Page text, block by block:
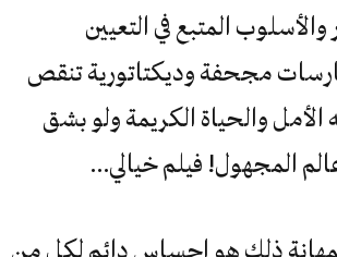
والأسلوب المتبع في التعيين
مجحفة وديكتاتورية تنقص
والحياة الكريمة ولو بشق
المجهول! فيلم خيالي…
ذلك هو إحساس دائم لكل من